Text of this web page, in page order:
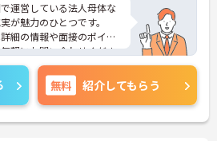
運営している法人母体な
が魅力のひとつです。
細の情報や面接のポイン
軽にお問い合わせくださ
無料 紹介してもらう